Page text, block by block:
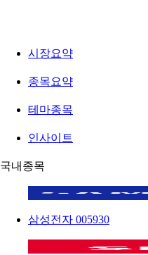
시장요약
종목요약
테마종목
인사이트
국내종목
삼성전자 005930